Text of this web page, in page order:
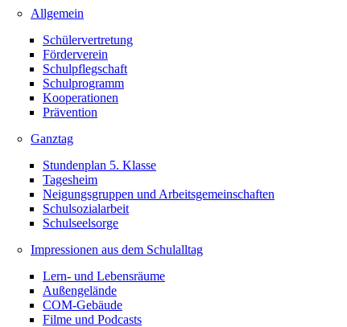
Allgemein
Schülervertretung
Förderverein
Schulpflegschaft
Schulprogramm
Kooperationen
Prävention
Ganztag
Stundenplan 5. Klasse
Tagesheim
Neigungsgruppen und Arbeitsgemeinschaften
Schulsozialarbeit
Schulseelsorge
Impressionen aus dem Schulalltag
Lern- und Lebensräume
Außengelände
COM-Gebäude
Filme und Podcasts